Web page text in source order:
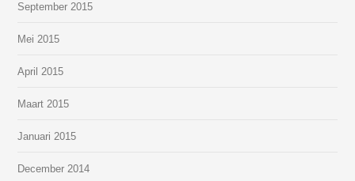
September 2015
Mei 2015
April 2015
Maart 2015
Januari 2015
December 2014